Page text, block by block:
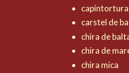
capintortura
carstel de
chira de
chira de
chira mica